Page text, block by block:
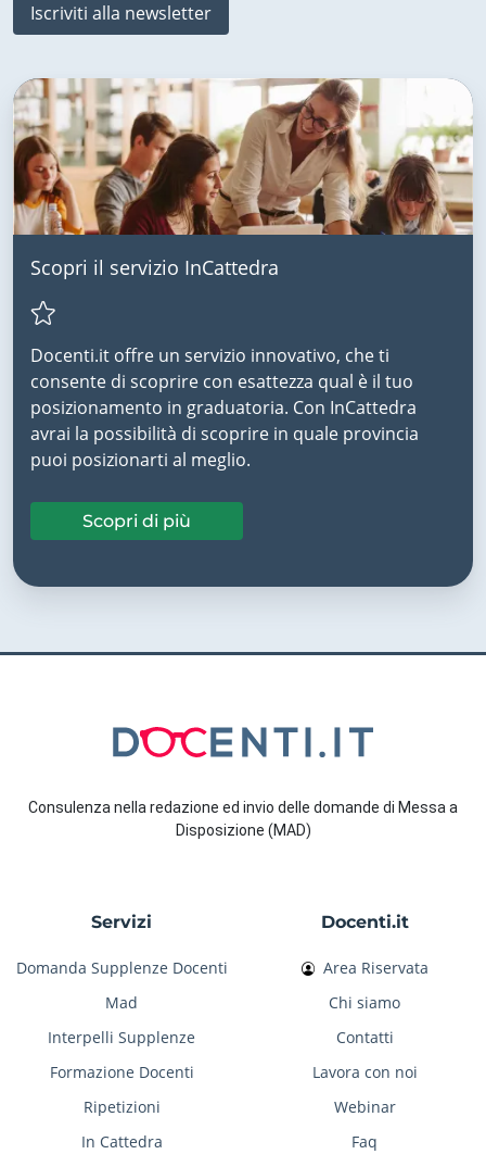
Iscriviti alla newsletter
Scopri il servizio InCattedra
Docenti.it offre un servizio innovativo, che ti
consente di scoprire con esattezza qual è il tuo
posizionamento in graduatoria. Con InCattedra
avrai la possibilità di scoprire in quale provincia
puoi posizionarti al meglio.
Scopri di più
Consulenza nella redazione ed invio delle domande di Messa a
Disposizione (MAD)
Servizi
Domanda Supplenze Docenti
Mad
Interpelli Supplenze
Formazione Docenti
Ripetizioni
In Cattedra
Docenti.it
Area Riservata
Chi siamo
Contatti
Lavora con noi
Webinar
Faq